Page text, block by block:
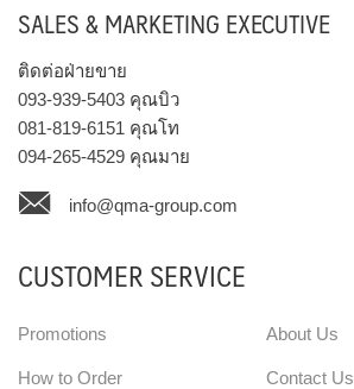
SALES & MARKETING EXECUTIVE
ติดต่อฝ่ายขาย
093-939-5403 คุณบิว
081-819-6151 คุณโท
094-265-4529 คุณมาย
info@qma-group.com
CUSTOMER SERVICE
Promotions
How to Order
About Us
Contact Us